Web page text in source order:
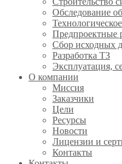
Обследование
Предпроектные
Сбор исходных
Разработка ТЗ
Эксплуатация,
О компании
Миссия
Заказчики
Цели
Ресурсы
Новости
Лицензии и
Контакты